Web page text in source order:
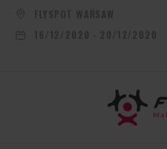
FLYSPOT WARSAW
16/12/2020 - 20/12/2020